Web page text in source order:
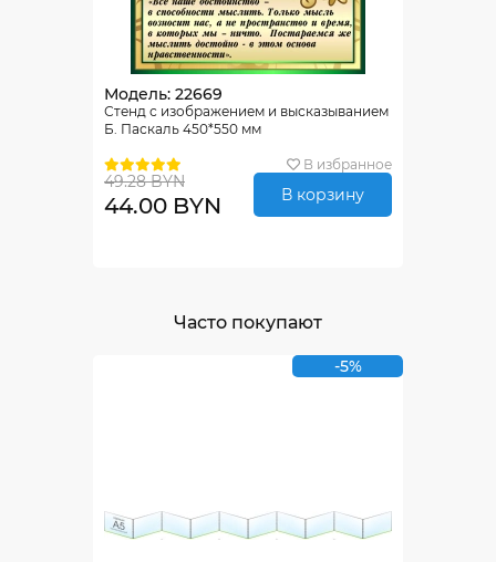
Модель: 22669
Стенд с изображением и высказыванием
Б. Паскаль 450*550 мм
В избранное
49.28 BYN
44.00 BYN В корзину
Часто покупают
-5%